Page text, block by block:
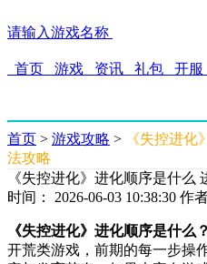
请输入游戏名称
首页 游戏 资讯 礼包 开服
首页 > 游戏攻略 >
《失控进
法攻略
《失控进化》进化顺序是什么
时间： 2026-06-03 10:38:30 作
《失控进化》进化顺序是什么？
开荒类游戏，前期的每一步操